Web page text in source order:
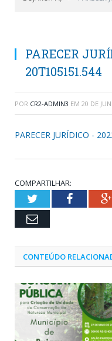
PARECER
20T105151.544
POR CR2-ADMIN3 EM 20 DE
PARECER JURÍDICO -
COMPARTILHAR:
TwitterFacebook
Email
CONTEÚDO